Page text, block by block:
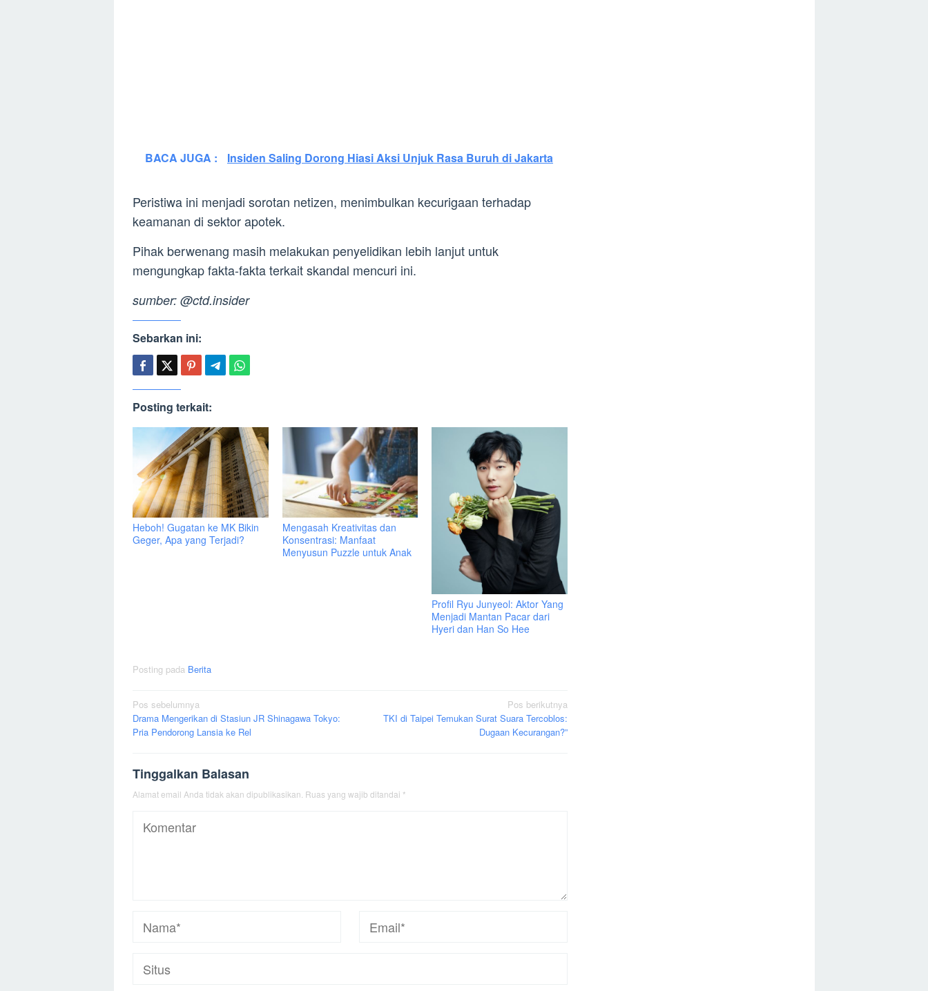
BACA JUGA : Insiden Saling Dorong Hiasi Aksi Unjuk Rasa Buruh di Jakarta
Peristiwa ini menjadi sorotan netizen, menimbulkan kecurigaan terhadap
keamanan di sektor apotek.
Pihak berwenang masih melakukan penyelidikan lebih lanjut untuk
mengungkap fakta-fakta terkait skandal mencuri ini.
sumber: @ctd.insider
Sebarkan ini:
Posting terkait:
Heboh! Gugatan ke MK Bikin
Geger, Apa yang Terjadi?
Mengasah Kreativitas dan
Konsentrasi: Manfaat
Menyusun Puzzle untuk Anak
Profil Ryu Junyeol: Aktor Yang
Menjadi Mantan Pacar dari
Hyeri dan Han So Hee
Posting pada Berita
Navigasi
pos
Pos sebelumnya
Drama Mengerikan di Stasiun JR Shinagawa Tokyo:
Pria Pendorong Lansia ke Rel
Pos berikutnya
TKI di Taipei Temukan Surat Suara Tercoblos:
Dugaan Kecurangan?”
Tinggalkan Balasan
Alamat email Anda tidak akan dipublikasikan. Ruas yang wajib ditandai *